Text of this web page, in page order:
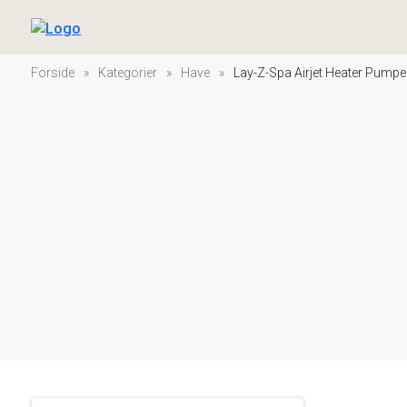
Forside » Kategorier » Have » Lay-Z-Spa Airjet Heater Pumpe